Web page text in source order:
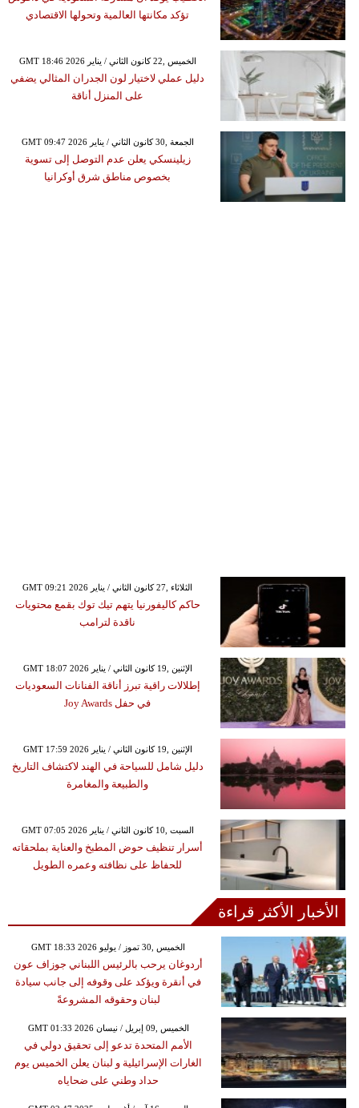
تؤكد مكانتها العالمية وتحولها الاقتصادي
GMT 18:46 2026 الخميس ,22 كانون الثاني / يناير
دليل عملي لاختيار لون الجدران المثالي يضفي
على المنزل أناقة
GMT 09:47 2026 الجمعة ,30 كانون الثاني / يناير
زيلينسكي يعلن عدم التوصل إلى تسوية
بخصوص مناطق شرق أوكرانيا
GMT 09:21 2026 الثلاثاء ,27 كانون الثاني / يناير
حاكم كاليفورنيا يتهم تيك توك بقمع محتويات
ناقدة لترامب
GMT 18:07 2026 الإثنين ,19 كانون الثاني / يناير
إطلالات راقية تبرز أناقة الفنانات السعوديات
في حفل Joy Awards
GMT 17:59 2026 الإثنين ,19 كانون الثاني / يناير
دليل شامل للسياحة في الهند لاكتشاف التاريخ
والطبيعة والمغامرة
GMT 07:05 2026 السبت ,10 كانون الثاني / يناير
أسرار تنظيف حوض المطبخ والعناية بملحقاته
للحفاظ على نظافته وعمره الطويل
الأخبار الأكثر قراءة
GMT 18:33 2026 الخميس ,30 تموز / يوليو
أردوغان يرحب بالرئيس اللبناني جوزاف عون
في أنقرة ويؤكد على وقوفه إلى جانب سيادة
لبنان وحقوقه المشروعةً
GMT 01:33 2026 الخميس ,09 إبريل / نيسان
الأمم المتحدة تدعو إلى تحقيق دولي في
الغارات الإسرائيلية و لبنان يعلن الخميس يوم
حداد وطني على ضحاياه